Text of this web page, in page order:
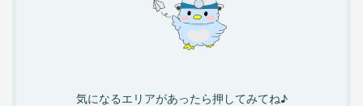
気になるエリアがあったら押してみてね♪